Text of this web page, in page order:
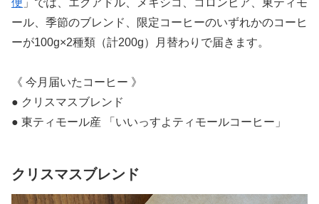
ール、季節のブレンド、限定コーヒーのいずれかのコーヒ
ーが100g×2種類（計200g）月替わりで届きます。
《 今月届いたコーヒー 》
● クリスマスブレンド
● 東ティモール産 「いいっすよティモールコーヒー」
クリスマスブレンド